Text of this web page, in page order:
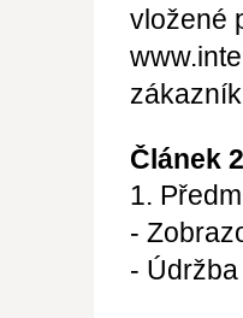
vložené
Článek
1.
-
-